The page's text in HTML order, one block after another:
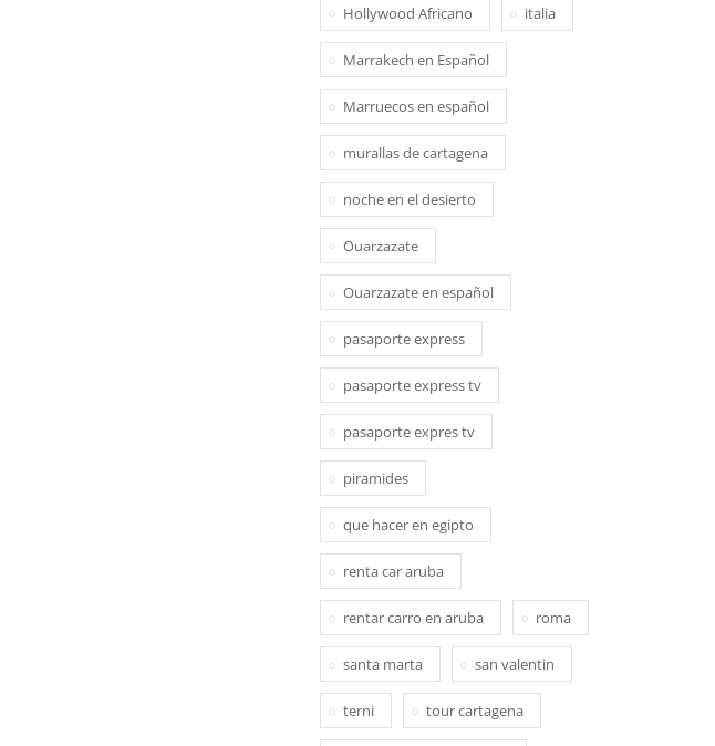
Hollywood Africano italia
Marrakech en Español
Marruecos en español
murallas de cartagena
noche en el desierto
Ouarzazate
Ouarzazate en español
pasaporte express
pasaporte express tv
pasaporte expres tv
piramides
que hacer en egipto
renta car aruba
rentar carro en aruba roma
santa marta san valentin
terni tour cartagena